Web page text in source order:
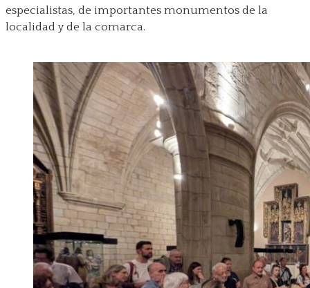
especialistas, de importantes monumentos de la
localidad y de la comarca.